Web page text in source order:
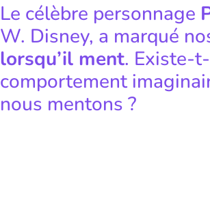
Le célèbre personnage
W. Disney, a marqué
lorsqu’il ment. Existe-
comportement
nous mentons ?